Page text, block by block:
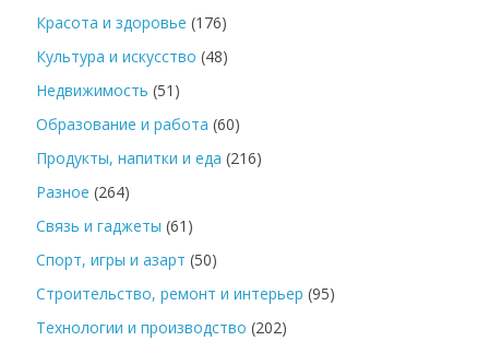
Красота и здоровье (176)
Культура и искусство (48)
Недвижимость (51)
Образование и работа (60)
Продукты, напитки и еда (216)
Разное (264)
Связь и гаджеты (61)
Спорт, игры и азарт (50)
Строительство, ремонт и интерьер (95)
Технологии и производство (202)